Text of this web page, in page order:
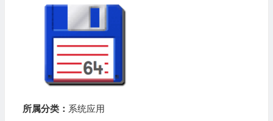
所属分类： 系统应用